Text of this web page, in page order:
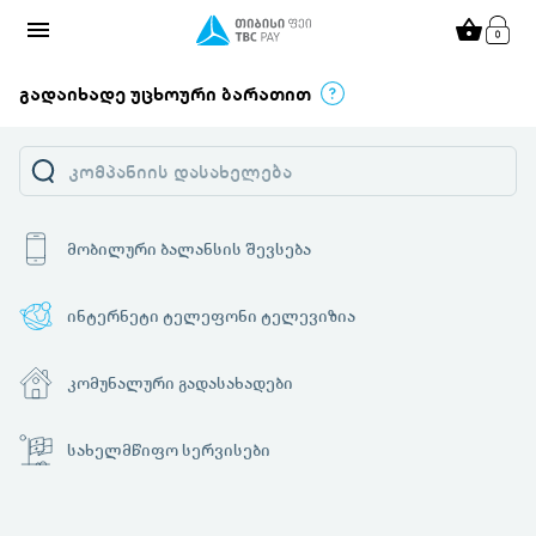
menu shopping_basket
გადაიხადე უცხოური ბარათით
მობილური ბალანსის შევსება
ინტერნეტი ტელეფონი ტელევიზია
კომუნალური გადასახადები
სახელმწიფო სერვისები